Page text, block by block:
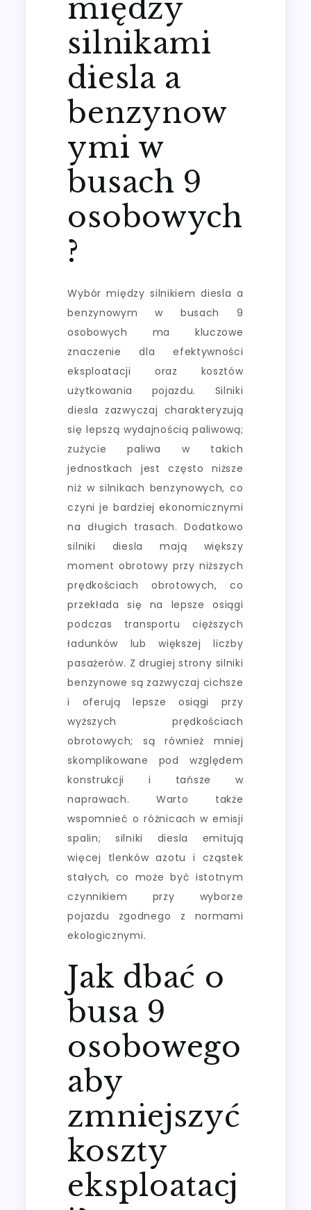
między
silnikami
diesla a
benzynow
ymi w
busach 9
osobowych
?
Wybór między silnikiem diesla a
benzynowym w busach 9
osobowych ma kluczowe
znaczenie dla efektywności
eksploatacji oraz kosztów
użytkowania pojazdu. Silniki
diesla zazwyczaj charakteryzują
się lepszą wydajnością paliwową;
zużycie paliwa w takich
jednostkach jest często niższe
niż w silnikach benzynowych, co
czyni je bardziej ekonomicznymi
na długich trasach. Dodatkowo
silniki diesla mają większy
moment obrotowy przy niższych
prędkościach obrotowych, co
przekłada się na lepsze osiągi
podczas transportu cięższych
ładunków lub większej liczby
pasażerów. Z drugiej strony silniki
benzynowe są zazwyczaj cichsze
i oferują lepsze osiągi przy
wyższych prędkościach
obrotowych; są również mniej
skomplikowane pod względem
konstrukcji i tańsze w
naprawach. Warto także
wspomnieć o różnicach w emisji
spalin; silniki diesla emitują
więcej tlenków azotu i cząstek
stałych, co może być istotnym
czynnikiem przy wyborze
pojazdu zgodnego z normami
ekologicznymi.
Jak dbać o
busa 9
osobowego
aby
zmniejszyć
koszty
eksploatacj